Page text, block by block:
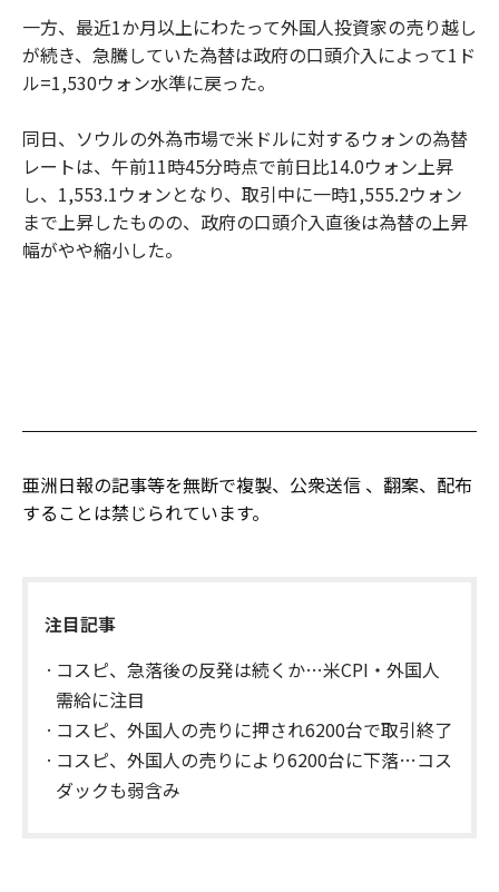
一方、最近1か月以上にわたって外国人投資家の売り越し
が続き、急騰していた為替は政府の口頭介入によって1ド
ル=1,530ウォン水準に戻った。
同日、ソウルの外為市場で米ドルに対するウォンの為替
レートは、午前11時45分時点で前日比14.0ウォン上昇
し、1,553.1ウォンとなり、取引中に一時1,555.2ウォン
まで上昇したものの、政府の口頭介入直後は為替の上昇
幅がやや縮小した。
亜洲日報の記事等を無断で複製、公衆送信 、翻案、配布
することは禁じられています。
注目記事
コスピ、急落後の反発は続くか…米CPI・外国人
需給に注目
コスピ、外国人の売りに押され6200台で取引終了
コスピ、外国人の売りにより6200台に下落…コス
ダックも弱含み